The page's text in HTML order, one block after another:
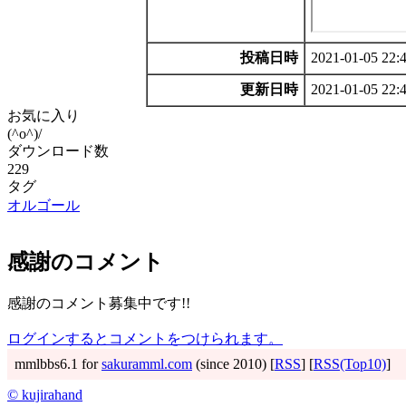
投稿日時 2021-01-05
更新日時
2021-01-05
お気に入り
(^o^)/
ダウンロード数
229
タグ
オルゴール
感謝のコメント
感謝のコメント募集中です!!
ログインするとコメントをつけられます。
mmlbbs6.1 forsakuramml.com (since 2010) [RSS] [RSS(Top10)]
© kujirahand